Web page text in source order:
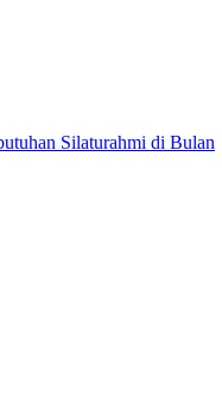
Silaturahmi di Bulan